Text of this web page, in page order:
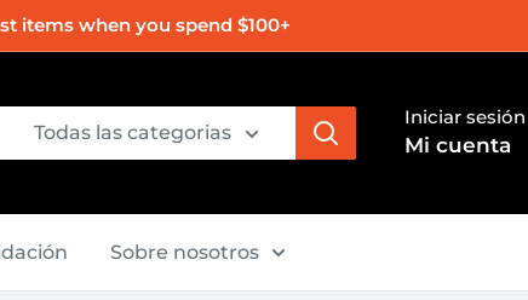
items when you spend $100+
Todas las categorias
Iniciar sesión
Mi cuenta
Sobre nosotros